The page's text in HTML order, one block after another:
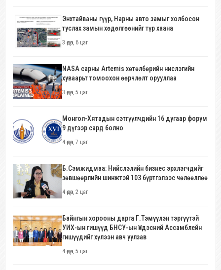
Энхтайваны гүүр, Нарны авто замыг холбосон
туслах замын хөдөлгөөнийг түр хаана
3 өдөр, 6 цаг
NASA сарны Artemis хөтөлбөрийн нислэгийн
хуваарьт томоохон өөрчлөлт орууллаа
3 өдөр, 5 цаг
Монгол-Хятадын сэтгүүлчдийн 16 дугаар форум
9 дүгээр сард болно
4 өдөр, 7 цаг
Б.Сэмжидмаа: Нийслэлийн бизнес эрхлэгчдийг
зөвшөөрлийн шинжтэй 103 бүртгэлээс чөлөөллөө
4 өдөр, 2 цаг
Байнгын хорооны дарга Г.Тэмүүлэн тэргүүтэй
УИХ-ын гишүүд БНСУ-ын Үндэсний Ассамблейн
гишүүдийг хүлээн авч уулзав
4 өдөр, 5 цаг